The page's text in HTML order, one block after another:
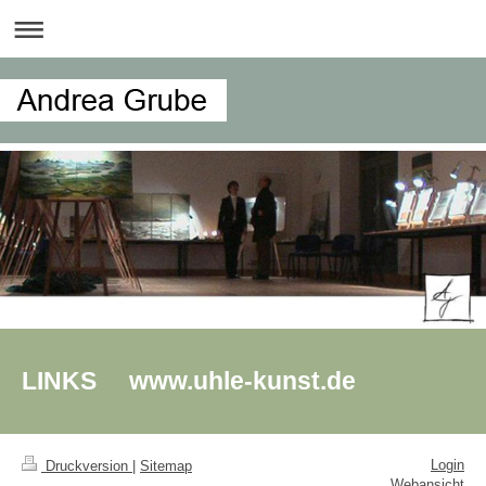
LINKS www.uhle-kunst.de
Druckversion | Sitemap
Login